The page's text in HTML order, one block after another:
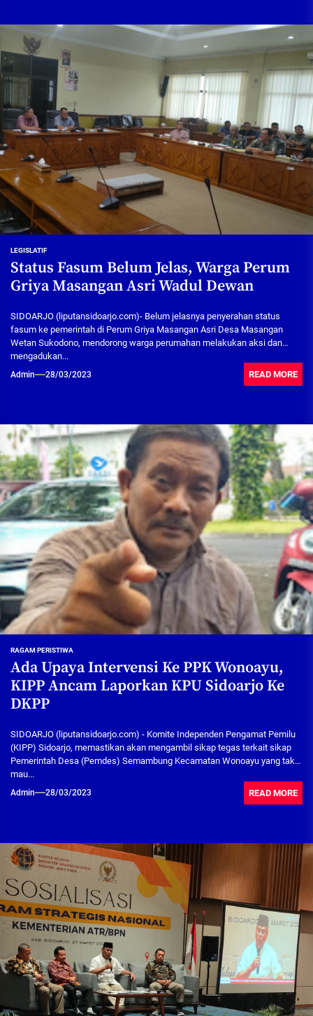
LEGISLATIF
Status Fasum Belum Jelas, Warga Perum
Griya Masangan Asri Wadul Dewan
SIDOARJO (liputansidoarjo.com)- Belum jelasnya penyerahan status
fasum ke pemerintah di Perum Griya Masangan Asri Desa Masangan
Wetan Sukodono, mendorong warga perumahan melakukan aksi dan
mengadukan...
Admin 28/03/2023 READ MORE
RAGAM PERISTIWA
Ada Upaya Intervensi Ke PPK Wonoayu,
KIPP Ancam Laporkan KPU Sidoarjo Ke
DKPP
SIDOARJO (liputansidoarjo.com) - Komite Independen Pengamat Pemilu
(KIPP) Sidoarjo, memastikan akan mengambil sikap tegas terkait sikap
Pemerintah Desa (Pemdes) Semambung Kecamatan Wonoayu yang tak
mau...
Admin 28/03/2023 READ MORE